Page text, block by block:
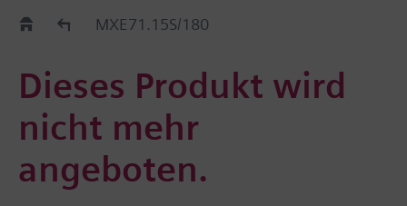
Austauschhilfe
MXE71.15S/180
Dieses Produkt wird
nicht mehr
angeboten.